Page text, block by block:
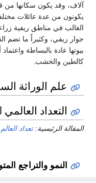
آلاف، وقد يكون سكانها من
يكونون من عدة عائلات
الغالب في مناطق ريفية
جوار ريفي، وكثيراً ما تضم
بيوتها عادة بالبساطة
كالطين والخشب.
علم الوراثة
التعداد العالمي
المقالة الرئيسية:تعداد العالم
النمو والتراجع